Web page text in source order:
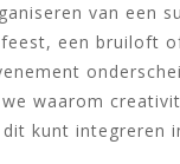
van een
een bruiloft
waarom
kunt integreren